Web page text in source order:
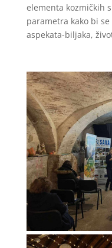
elementa kozmičkih
parametra kako bi
aspekata-biljaka,